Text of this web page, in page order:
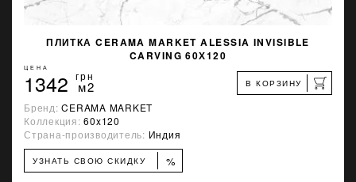
ПЛИТКА CERAMA MARKET ALESSIA INVISIBLE
CARVING 60Х120
ЦЕНА
1342 грн
м2 В КОРЗИНУ
Бренд:CERAMA MARKET
Коллекция:60x120
Страна-производитель: Индия
УЗНАТЬ СВОЮ СКИДКУ %